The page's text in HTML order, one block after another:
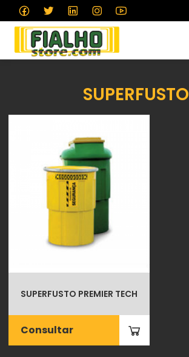
SUPERFUSTO
SUPERFUSTO PREMIER TECH
Consultar